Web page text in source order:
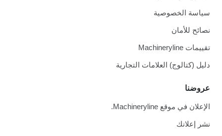
سياسة الخصوصية
نصائح للأمان
تقييمات Machineryline
دليل (كتالوج) العلامات التجارية
عروضنا
الإعلان في موقع Machineryline.
نشر إعلانك